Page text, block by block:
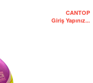
CANTOP
Giriş Yapınız...